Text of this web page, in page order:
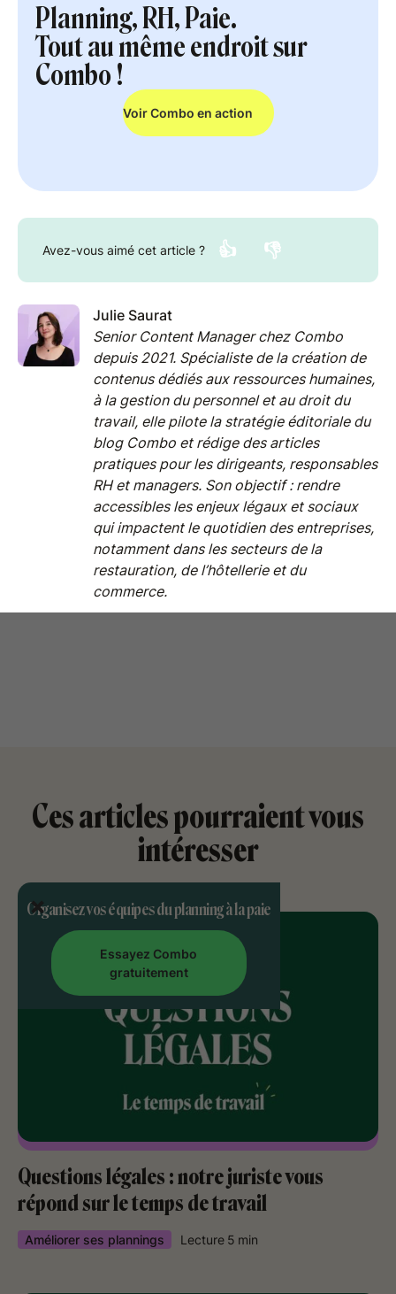
Organisez vos équipes du planning à la paie
Essayez Combo
gratuitement
Planning, RH, Paie.
Tout au même endroit sur
Combo !
Voir Combo en action
Avez-vous aimé cet article ? 👍 👎
Julie Saurat
Senior Content Manager chez Combo
depuis 2021. Spécialiste de la création de
contenus dédiés aux ressources humaines,
à la gestion du personnel et au droit du
travail, elle pilote la stratégie éditoriale du
blog Combo et rédige des articles
pratiques pour les dirigeants, responsables
RH et managers. Son objectif : rendre
accessibles les enjeux légaux et sociaux
qui impactent le quotidien des entreprises,
notamment dans les secteurs de la
restauration, de l’hôtellerie et du
commerce.
Ces articles pourraient vous
intéresser
Questions légales : notre juriste vous
répond sur le temps de travail
Améliorer ses plannings Lecture 5 min